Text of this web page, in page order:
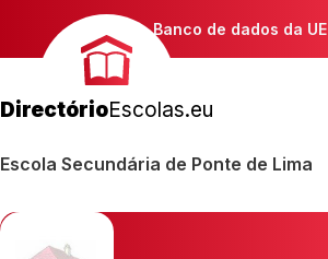
Banco de dados da UE
DirectórioEscolas.eu
Escola Secundária de Ponte de Lima